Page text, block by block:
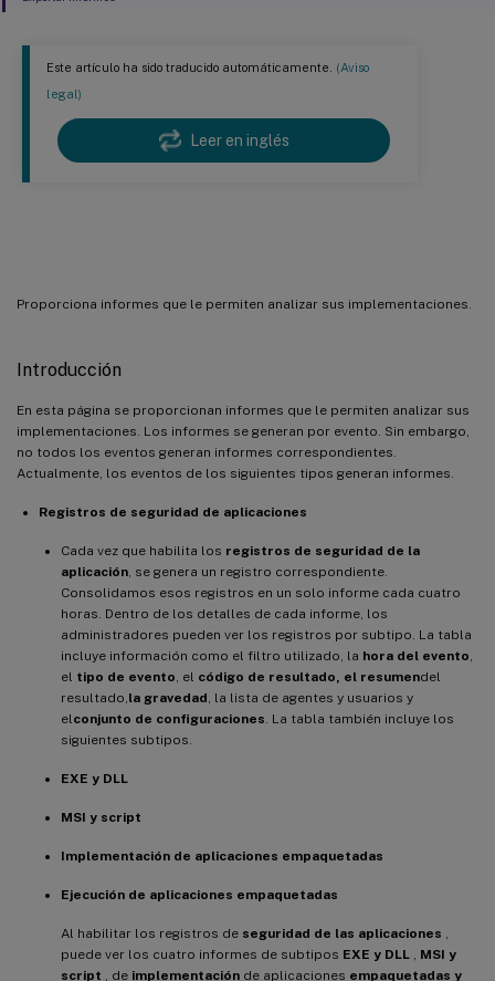
Este artículo ha sido traducido automáticamente. (Aviso
legal)
Leer en inglés
Proporciona informes que le permiten analizar sus implementaciones.
Introducción
En esta página se proporcionan informes que le permiten analizar sus
implementaciones. Los informes se generan por evento. Sin embargo,
no todos los eventos generan informes correspondientes.
Actualmente, los eventos de los siguientes tipos generan informes.
Registros de seguridad de aplicaciones
Cada vez que habilita los registros de seguridad de la
aplicación , se genera un registro correspondiente.
Consolidamos esos registros en un solo informe cada cuatro
horas. Dentro de los detalles de cada informe, los
administradores pueden ver los registros por subtipo. La tabla
incluye información como el filtro utilizado, la hora del evento
el tipo de evento , el código de resultado , el resumendel
resultado, la gravedad , la lista de agentes y usuarios y
el conjunto de configuraciones . La tabla también incluye los
siguientes subtipos.
EXE y DLL
MSI y script
Implementación de aplicaciones empaquetadas
Ejecución de aplicaciones empaquetadas
Al habilitar los registros de seguridad de las aplicaciones
puede ver los cuatro informes de subtipos EXE y DLL
MSI y
script , de implementación de aplicaciones empaquetadas y